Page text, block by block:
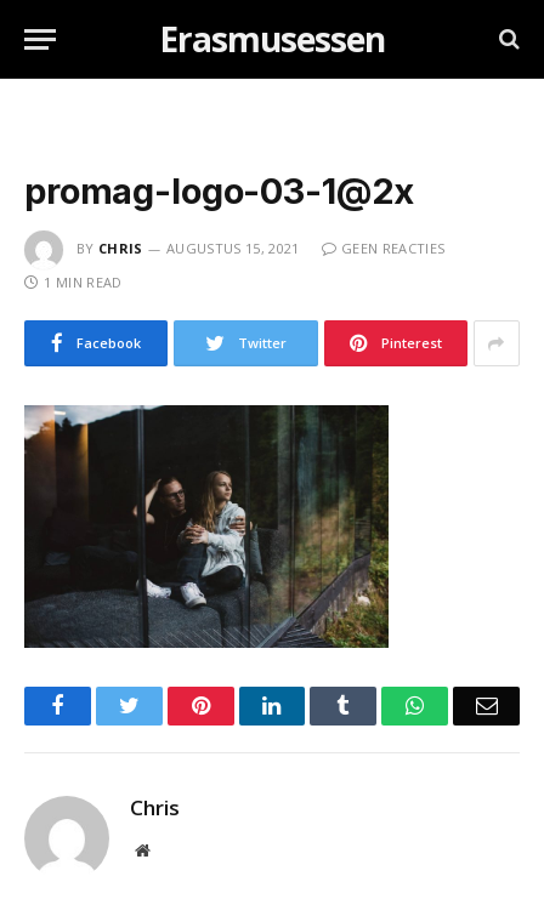
Erasmusessen
promag-logo-03-1@2x
BY CHRIS AUGUSTUS 15, 2021
GEEN REACTIES
1 MIN READ
Facebook Twitter Pinterest
FacebookTwitter PinterestLinkedIn Tumblr WhatsApp
Chris
Website